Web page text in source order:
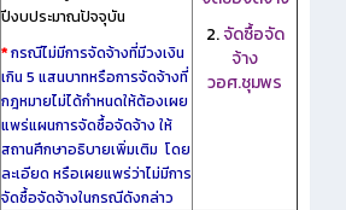
ปีงบประมาณปัจจุบัน
*กรณีไม่มีการจัดจ้างที่มีวงเงิน
เกิน 5 แสนบาทหรือการจัดจ้างที่
กฎหมายไม่ได้กำหนดให้ต้องเผย
แพร่แผนการจัดซื้อจัดจ้าง ให้
สถานศึกษาอธิบายเพิ่มเติม โดย
ละเอียด หรือเผยแพร่ว่าไม่มีการ
จัดซื้อจัดจ้างในกรณีดังกล่าว
2.จัดซื้อจัด
จ้าง
วอศ.ชุมพร